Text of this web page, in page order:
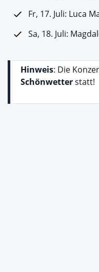
Fr, 17. Juli: Luca
Sa, 18. Juli:
Hinweis: Die
Schönwetterstatt!